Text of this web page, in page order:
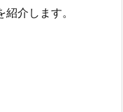
介します。